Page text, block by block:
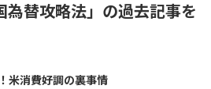
為替攻略法」の過去記事を
米消費好調の裏事情